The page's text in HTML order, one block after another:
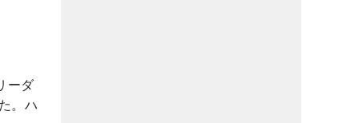
ーダ
。ハ